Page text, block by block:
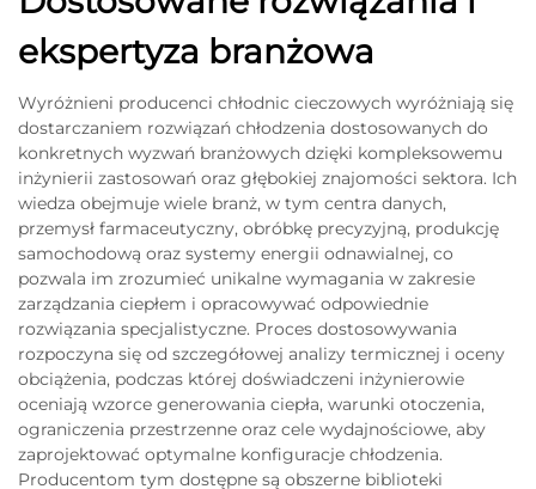
ekspertyza branżowa
Wyróżnieni producenci chłodnic cieczowych wyróżniają się
dostarczaniem rozwiązań chłodzenia dostosowanych do
konkretnych wyzwań branżowych dzięki kompleksowemu
inżynierii zastosowań oraz głębokiej znajomości sektora. Ich
wiedza obejmuje wiele branż, w tym centra danych,
przemysł farmaceutyczny, obróbkę precyzyjną, produkcję
samochodową oraz systemy energii odnawialnej, co
pozwala im zrozumieć unikalne wymagania w zakresie
zarządzania ciepłem i opracowywać odpowiednie
rozwiązania specjalistyczne. Proces dostosowywania
rozpoczyna się od szczegółowej analizy termicznej i oceny
obciążenia, podczas której doświadczeni inżynierowie
oceniają wzorce generowania ciepła, warunki otoczenia,
ograniczenia przestrzenne oraz cele wydajnościowe, aby
zaprojektować optymalne konfiguracje chłodzenia.
Producentom tym dostępne są obszerne biblioteki